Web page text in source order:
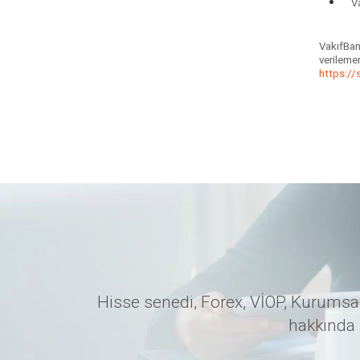
https://
Hisse senedi, Forex, VİOP,